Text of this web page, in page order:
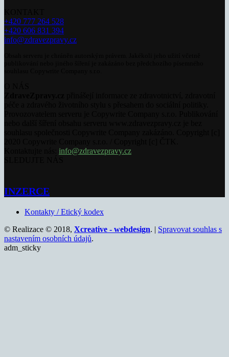
+420 777 264 528
+420 606 831 394
info@zdravezpravy.cz
info@zdravezpravy.cz
INZERCE
Kontakty / Etický kodex
© Realizace © 2018, Xcreative - webdesign. | Spravovat souhlas s
nastavením osobních údajů.
adm_sticky